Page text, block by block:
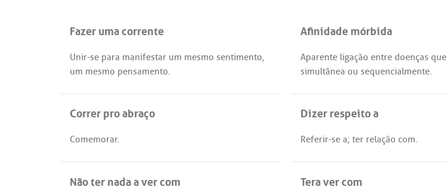
Fazer uma corrente
Unir-se para manifestar um mesmo sentimento,
um mesmo pensamento.
Afinidade mórbida
Aparente ligação entre doenças que
simultânea ou sequencialmente.
Correr pro abraço
Comemorar.
Dizer respeito a
Referir-se a; ter relação com.
Não ter nada a ver com Tera ver com